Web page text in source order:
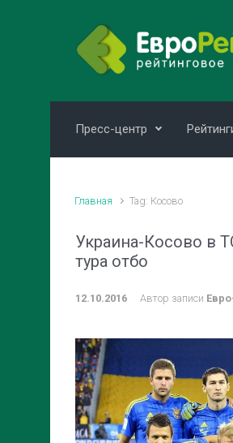
Пресс-центр
Главная Tag: Косово
Украина-Косово в
тура отбо
12.10.2016 Автор записи